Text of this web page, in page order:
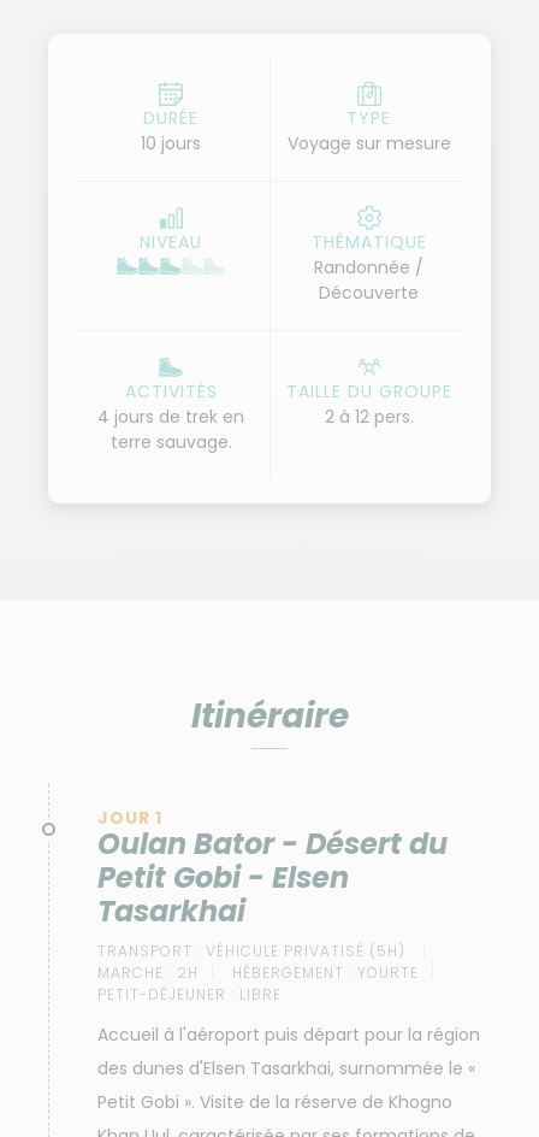
abords des huit lacs, vestiges du passé volcanique
de la région. À la sortie des forêts de mélèze, vous
trouverez le temps d'admirer ces perles d'azur où se
L'histoire mongole vient compléter le tableau avec
les visites du monastère Tovkhon, haut lieu du
bouddhisme local, et de Karakorum, capitale du
DURÉE
10 jours
TYPE
Voyage sur mesure
NIVEAU
THÉMATIQUE
Randonnée /
Découverte
ACTIVITÉS
4 jours de trek en
terre sauvage.
TAILLE DU GROUPE
2 à 12 pers.
Itinéraire
JOUR 1
Oulan Bator - Désert du
Petit Gobi - Elsen
Tasarkhai
TRANSPORT : VÉHICULE PRIVATISÉ (5H)
MARCHE : 2H HÉBERGEMENT : YOURTE
PETIT-DÉJEUNER : LIBRE
Accueil à l'aéroport puis départ pour la région
des dunes d'Elsen Tasarkhai, surnommée le «
Petit Gobi ». Visite de la réserve de Khogno